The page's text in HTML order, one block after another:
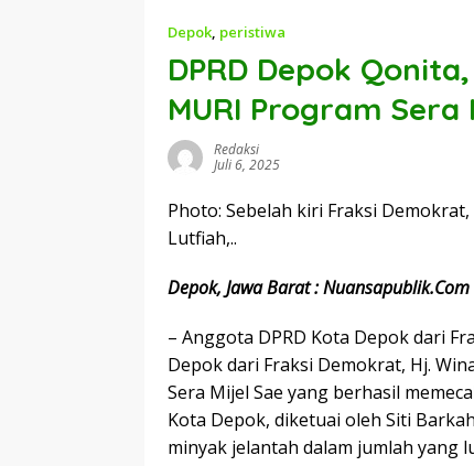
Depok, peristiwa
DPRD Depok
MURI Program Sera
Redaksi
Juli 6, 2025
Photo: Sebelah kiri Fraksi
Lutfiah,..
Depok, Jawa Barat : Nuansapublik.Com
– Anggota DPRD Kota Depok dari
Depok dari Fraksi Demokrat, Hj.
Sera Mijel Sae yang berhasil
Kota Depok, diketuai oleh Siti
minyak jelantah dalam jumlah yang